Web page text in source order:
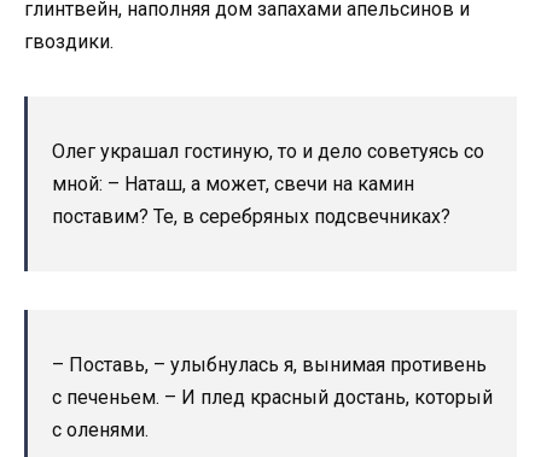
глинтвейн, наполняя дом запахами апельсинов и
гвоздики.
Олег украшал гостиную, то и дело советуясь со
мной: – Наташ, а может, свечи на камин
поставим? Те, в серебряных подсвечниках?
– Поставь, – улыбнулась я, вынимая противень
с печеньем. – И плед красный достань, который
с оленями.